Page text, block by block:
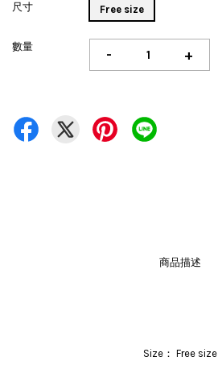
尺寸 Free size
數量 - +
商品描述
Size： Free size